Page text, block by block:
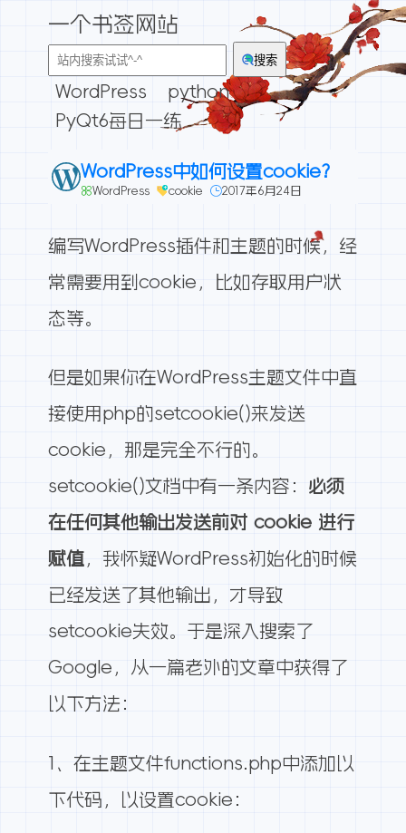
一个书签网站
搜索
WordPress
python
PyQt6每日一练
WordPress中如何设置cookie?
WordPress cookie 2017年6月24日
编写WordPress插件和主题的时候，经
常需要用到cookie，比如存取用户状
态等。
但是如果你在WordPress主题文件中直
接使用php的 setcookie()来发送
cookie，那是完全不行的。
setcookie()文档中有一条内容： 必须
在任何其他输出发送前对 cookie 进行
赋值，我怀疑WordPress初始化的时候
已经发送了其他输出，才导致
setcookie失效。于是深入搜索了
Google，从一篇老外的文章中获得了
以下方法：
1、在主题文件functions.php中添加以
下代码，以设置cookie：